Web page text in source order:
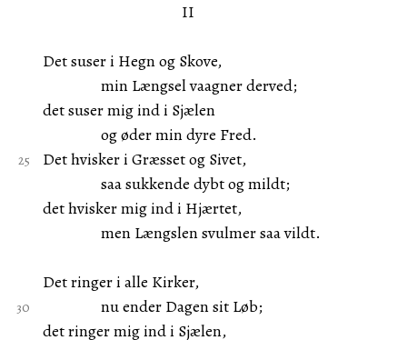
II
Det suser i Hegn og Skove,
min Længsel vaagner derved;
det suser mig ind i Sjælen
og øder min dyre Fred.
Det hvisker i Græsset og Sivet,
saa sukkende dybt og mildt;
det hvisker mig ind i Hjærtet,
men Længslen svulmer saa vildt.
Det ringer i alle Kirker,
nu ender Dagen sit Løb;
det ringer mig ind i Sjælen,